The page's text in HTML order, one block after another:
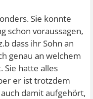
Sie konnte
schon voraussagen,
dass ihr Sohn an
genau an welchem
Sie hatte alles
er ist trotzdem
damit aufgehört,